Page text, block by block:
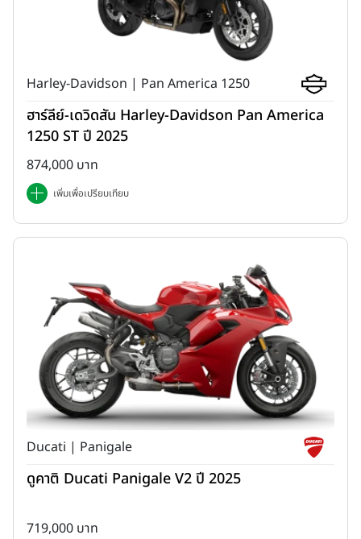
Harley-Davidson | Pan America 1250
ฮาร์ลีย์-เดวิดสัน Harley-Davidson Pan America
1250 ST ปี 2025
874,000 บาท
เพิ่มเพื่อเปรียบเทียบ
Ducati | Panigale
ดูคาติ Ducati Panigale V2 ปี 2025
719,000 บาท